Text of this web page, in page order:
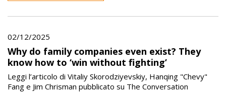
02/12/2025
Why do family companies even exist? They
know how to ‘win without fighting’
Leggi l’articolo di Vitaliy Skorodziyevskiy, Hanqing "Chevy"
Fang e Jim Chrisman pubblicato su The Conversation